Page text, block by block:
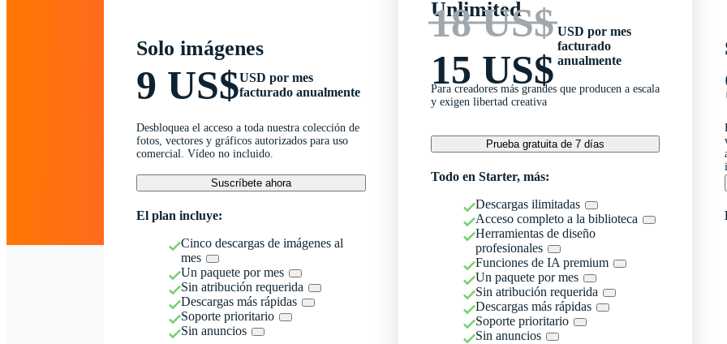
Solo imágenes
9 US$USD por mes
facturado anualmente
Desbloquea el acceso a toda nuestra colección de
fotos, vectores y gráficos autorizados para uso
comercial. Vídeo no incluido.
Suscríbete ahora
El plan incluye:
Cinco descargas de imágenes al
mes
Un paquete por mes
Sin atribución requerida
Descargas más rápidas
Soporte prioritario
Sin anuncios
Unlimited
18 US$
15 US$
USD por mes
facturado
anualmente
Para creadores más grandes que producen a escala
y exigen libertad creativa
Prueba gratuita de 7 días
Todo en Starter, más:
Descargas ilimitadas
Acceso completo a la biblioteca
Herramientas de diseño
profesionales
Funciones de IA premium
Un paquete por mes
Sin atribución requerida
Descargas más rápidas
Soporte prioritario
Sin anuncios